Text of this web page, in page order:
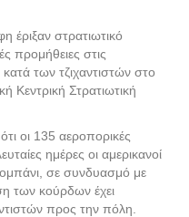
έριξαν στρατιωτικό
προμήθειες στις
των τζιχαντιστών στο
Κεντρική Στρατιωτική
οι 135 αεροπορικές
ημέρες οι αμερικανοί
σε συνδυασμό με
των κούρδων έχει
προς την πόλη.